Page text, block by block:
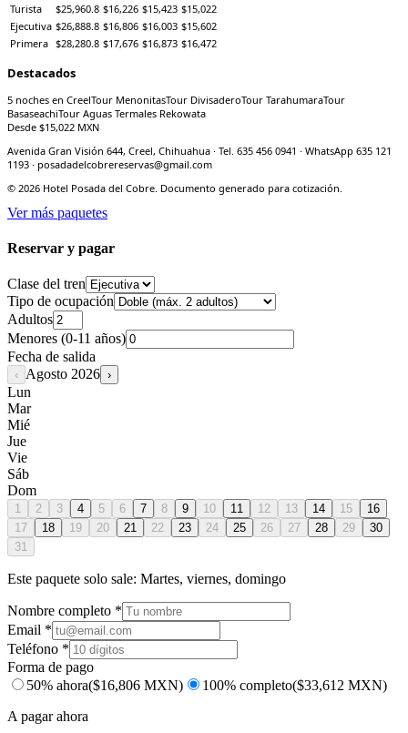
Turista
$25,960.8 $16,226 $15,423 $15,022
Ejecutiva $26,888.8 $16,806 $16,003 $15,602
Primera $28,280.8 $17,676 $16,873 $16,472
Destacados
5 noches en CreelTour MenonitasTour DivisaderoTour TarahumaraTour
BasaseachiTour Aguas Termales Rekowata
Desde $15,022 MXN
Avenida Gran Visión 644, Creel, Chihuahua · Tel. 635 456 0941 · WhatsApp 635 121
1193 · posadadelcobrereservas@gmail.com
© 2026 Hotel Posada del Cobre. Documento generado para cotización.
Ver más paquetes
Reservar y pagar
Clase del tren
Tipo de ocupación
Adultos
Menores (0-11 años)
Fecha de salida
‹ Agosto 2026 ›
Lun
Mar
Mié
Jue
Vie
Sáb
Dom
1 2 3 4 5 6 7 8 9 10 11 12 13 14 15
16
17
18 19 20 21 22 23 24 25 26 27 28 29
30
31
Este paquete solo sale: Martes, viernes, domingo
Nombre completo *
Email *
Teléfono *
Forma de pago
50% ahora($16,806 MXN) 100% completo($33,612 MXN)
A pagar ahora